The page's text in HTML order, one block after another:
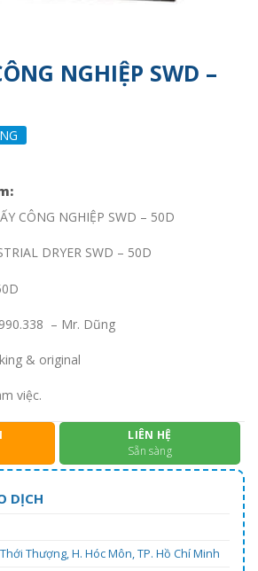
NGHIỆP SWD –
CÔNG NGHIỆP SWD – 50D
DRYER SWD – 50D
– Mr. Dũng
& original
việc.
LIÊN HỆ
Sẵn sàng
DỊCH
Thượng, H. Hóc Môn, TP. Hồ Chí Minh